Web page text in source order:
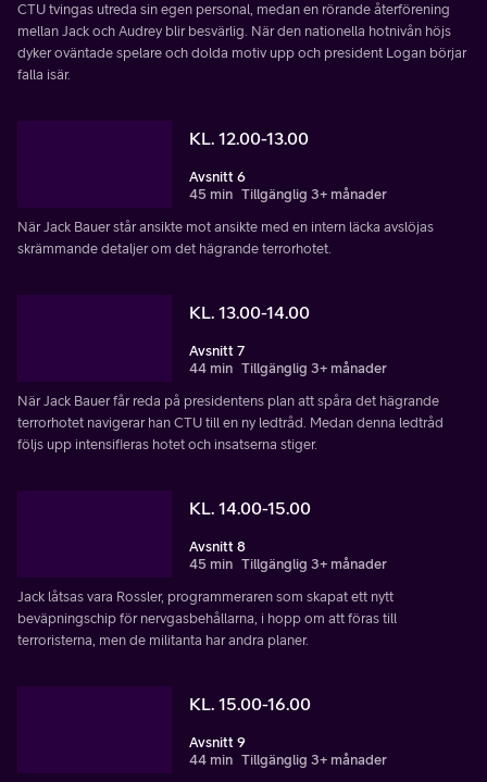
CTU tvingas utreda sin egen personal, medan en rörande återförening
mellan Jack och Audrey blir besvärlig. När den nationella hotnivån höjs
dyker oväntade spelare och dolda motiv upp och president Logan börjar
falla isär.
KL. 12.00-13.00
Avsnitt 6
45 min Tillgänglig 3+ månader
När Jack Bauer står ansikte mot ansikte med en intern läcka avslöjas
skrämmande detaljer om det hägrande terrorhotet.
KL. 13.00-14.00
Avsnitt 7
44 min Tillgänglig 3+ månader
När Jack Bauer får reda på presidentens plan att spåra det hägrande
terrorhotet navigerar han CTU till en ny ledtråd. Medan denna ledtråd
följs upp intensifieras hotet och insatserna stiger.
KL. 14.00-15.00
Avsnitt 8
45 min Tillgänglig 3+ månader
Jack låtsas vara Rossler, programmeraren som skapat ett nytt
beväpningschip för nervgasbehållarna, i hopp om att föras till
terroristerna, men de militanta har andra planer.
KL. 15.00-16.00
Avsnitt 9
44 min Tillgänglig 3+ månader